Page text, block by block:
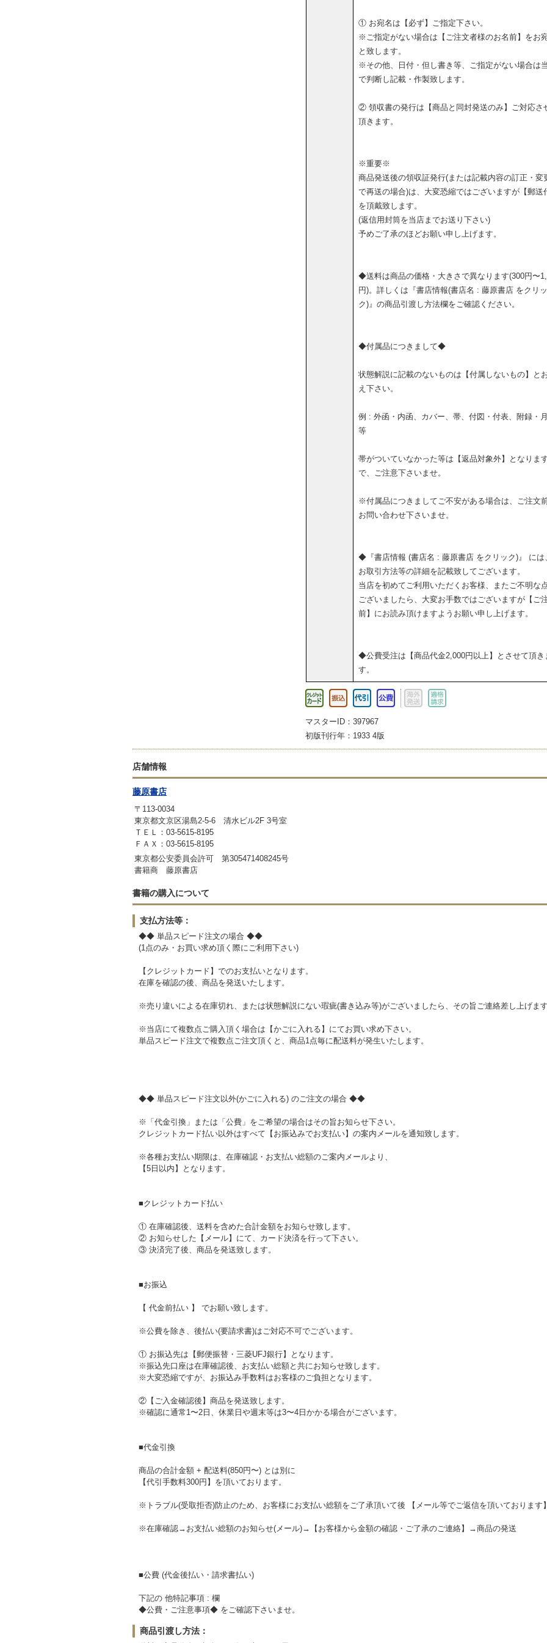
① お宛名は【必ず】ご指定下さい。
※ご指定がない場合は【ご注文者様のお名前】をお
と致します。
※その他、日付・但し書き等、ご指定がない場合は
で判断し記載・作製致します。
② 領収書の発行は【商品と同封発送のみ】ご対応さ
頂きます。
※重要※
商品発送後の領収証発行(または記載内容の訂正・変
で再送の場合)は、大変恐縮ではございますが【郵送
を頂戴致します。
(返信用封筒を当店までお送り下さい)
予めご了承のほどお願い申し上げます。
◆送料は商品の価格・大きさで異なります(300円〜
円)。詳しくは『書店情報(書店名 : 藤原書店 をクリッ
ク)』の商品引渡し方法欄をご確認ください。
◆付属品につきまして◆
状態解説に記載のないものは【付属しないもの】と
え下さい。
例 : 外函・内函、カバー、帯、付図・付表、附録・
等
帯がついていなかった等は【返品対象外】となりま
で、ご注意下さいませ。
※付属品につきましてご不安がある場合は、ご注文
お問い合わせ下さいませ。
◆『書店情報 (書店名 : 藤原書店 をクリック)』 には
お取引方法等の詳細を記載致してございます。
当店を初めてご利用いただくお客様、またご不明な
ございましたら、大変お手数ではございますが【ご
前】にお読み頂けますようお願い申し上げます。
◆公費受注は【商品代金2,000円以上】とさせて頂き
す。
マスターID：397967
初版刊行年：1933 4版
店舗情報
藤原書店
〒113-0034
東京都文京区湯島2-5-6 清水ビル2F 3号室
ＴＥＬ：03-5615-8195
ＦＡＸ：03-5615-8195
東京都公安委員会許可 第305471408245号
書籍商 藤原書店
書籍の購入について
支払方法等：
◆◆ 単品スピード注文の場合 ◆◆
(1点のみ・お買い求め頂く際にご利用下さい)
【クレジットカード】でのお支払いとなります。
在庫を確認の後、商品を発送いたします。
※売り違いによる在庫切れ、または状態解説にない瑕疵(書き込み等)がございましたら、その旨ご連絡差し上げます
※当店にて複数点ご購入頂く場合は【かごに入れる】にてお買い求め下さい。
単品スピード注文で複数点ご注文頂くと、商品1点毎に配送料が発生いたします。
◆◆ 単品スピード注文以外(かごに入れる) のご注文の場合 ◆◆
※「代金引換」または「公費」をご希望の場合はその旨お知らせ下さい。
クレジットカード払い以外はすべて【お振込みでお支払い】の案内メールを通知致します。
※各種お支払い期限は、在庫確認・お支払い総額のご案内メールより、
【5日以内】となります。
■クレジットカード払い
① 在庫確認後、送料を含めた合計金額をお知らせ致します。
② お知らせした【メール】にて、カード決済を行って下さい。
③ 決済完了後、商品を発送致します。
■お振込
【 代金前払い 】 でお願い致します。
※公費を除き、後払い(要請求書)はご対応不可でございます。
① お振込先は【郵便振替・三菱UFJ銀行】となります。
※振込先口座は在庫確認後、お支払い総額と共にお知らせ致します。
※大変恐縮ですが、お振込み手数料はお客様のご負担となります。
②【ご入金確認後】商品を発送致します。
※確認に通常1〜2日、休業日や週末等は3〜4日かかる場合がございます。
■代金引換
商品の合計金額 + 配送料(850円〜) とは別に
【代引手数料300円】を頂いております。
※トラブル(受取拒否)防止のため、お客様にお支払い総額をご了承頂いて後 【メール等でご返信を頂いております
※在庫確認→お支払い総額のお知らせ(メール)→【お客様から金額の確認・ご了承のご連絡】→商品の発送
■公費 (代金後払い・請求書払い)
下記の 他特記事項 : 欄
◆公費・ご注意事項◆ をご確認下さいませ。
商品引渡し方法：